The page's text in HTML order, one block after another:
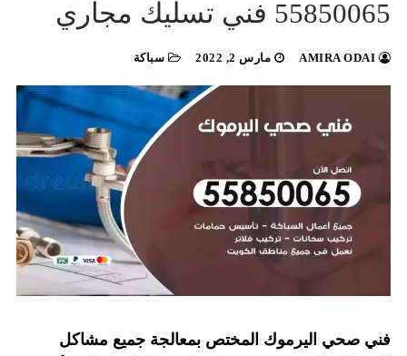
55850065 فني تسليك مجاري
مارس 2, 2022 سباكة
فني صحي اليرموك المختص بمعالجة جميع مشاكل